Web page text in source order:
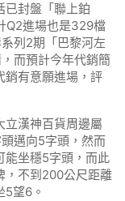
已封盤「聯上鉑
Q2進場也是329檔
列2期「巴黎河左
而預計今年代銷簡
銷有意願進場，評
立漢神百貨周邊屬
邁向5字頭，然而
能坐穩5字頭，而此
，不到200公尺距離
5望6。